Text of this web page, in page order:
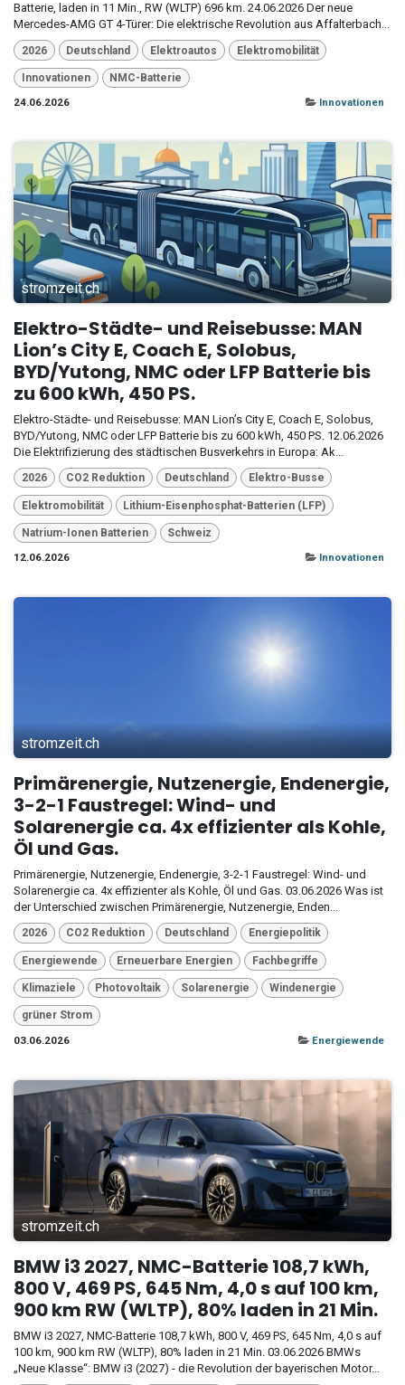
Batterie, laden in 11 Min., RW (WLTP) 696 km. 24.06.2026 Der neue
Mercedes-AMG GT 4-Türer: Die elektrische Revolution aus Affalterbach...
2026 Deutschland Elektroautos Elektromobilität
Innovationen
NMC-Batterie
24.06.2026
Innovationen
stromzeit.ch
Elektro-Städte- und Reisebusse: MAN
Lion’s City E, Coach E, Solobus,
BYD/Yutong, NMC oder LFP Batterie bis
zu 600 kWh, 450 PS.
Elektro-Städte- und Reisebusse: MAN Lion’s City E, Coach E, Solobus,
BYD/Yutong, NMC oder LFP Batterie bis zu 600 kWh, 450 PS. 12.06.2026
Die Elektrifizierung des städtischen Busverkehrs in Europa: Ak...
2026 CO2 Reduktion Deutschland Elektro-Busse
Elektromobilität Lithium-Eisenphosphat-Batterien (LFP)
Natrium-Ionen Batterien
Schweiz
12.06.2026
Innovationen
stromzeit.ch
Primärenergie, Nutzenergie, Endenergie,
3-2-1 Faustregel: Wind- und
Solarenergie ca. 4x effizienter als Kohle,
Öl und Gas.
Primärenergie, Nutzenergie, Endenergie, 3-2-1 Faustregel: Wind- und
Solarenergie ca. 4x effizienter als Kohle, Öl und Gas. 03.06.2026 Was ist
der Unterschied zwischen Primärenergie, Nutzenergie, Enden...
2026 CO2 Reduktion Deutschland Energiepolitik
Energiewende Erneuerbare Energien Fachbegriffe
Klimaziele Photovoltaik Solarenergie Windenergie
grüner Strom
03.06.2026
Energiewende
stromzeit.ch
BMW i3 2027, NMC-Batterie 108,7 kWh,
800 V, 469 PS, 645 Nm, 4,0 s auf 100 km,
900 km RW (WLTP), 80% laden in 21 Min.
BMW i3 2027, NMC-Batterie 108,7 kWh, 800 V, 469 PS, 645 Nm, 4,0 s auf
100 km, 900 km RW (WLTP), 80% laden in 21 Min. 03.06.2026 BMWs
„Neue Klasse“: BMW i3 (2027) - die Revolution der bayerischen Motor...